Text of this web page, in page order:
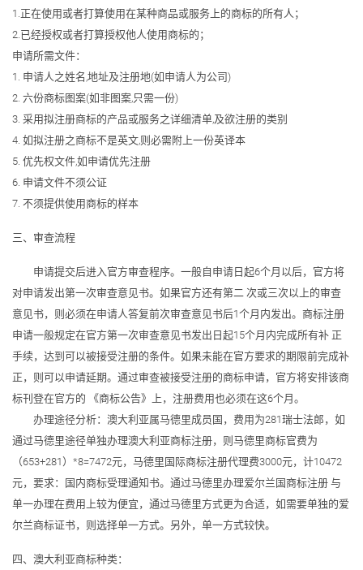
1.正在使用或者打算使用在某种商品或服务上的商标的所有人；
2.已经授权或者打算授权他人使用商标的；
申请所需文件：
1. 申请人之姓名,地址及注册地(如申请人为公司)
2. 六份商标图案(如非图案,只需一份)
3. 采用拟注册商标的产品或服务之详细清单,及欲注册的类别
4. 如拟注册之商标不是英文,则必需附上一份英译本
5. 优先权文件,如申请优先注册
6. 申请文件不须公证
7. 不须提供使用商标的样本
三、审查流程
申请提交后进入官方审查程序。一般自申请日起6个月以后，官方将
对申请发出第一次审查意见书。如果官方还有第二 次或三次以上的审查
意见书，则必须在申请人答复前次审查意见书后1个月内发出。商标注册
申请一般规定在官方第一次审查意见书发出日起15个月内完成所有补 正
手续，达到可以被接受注册的条件。如果未能在官方要求的期限前完成补
正，则可以申请延期。通过审查被接受注册的商标申请，官方将安排该商
标刊登在官方的 《商标公告》上，注册费用也必须在这6个月。
办理途径分析：澳大利亚属马德里成员国，费用为281瑞士法郎，如
通过马德里途径单独办理澳大利亚商标注册，则马德里商标官费为
（653+281）*8=7472元，马德里国际商标注册代理费3000元，计10472
元，要求：国内商标受理通知书。通过马德里办理爱尔兰国商标注册 与
单一办理在费用上较为便宜，通过马德里方式更为合适，如需要单独的爱
尔兰商标证书，则选择单一方式。另外，单一方式较快。
四、澳大利亚商标种类：